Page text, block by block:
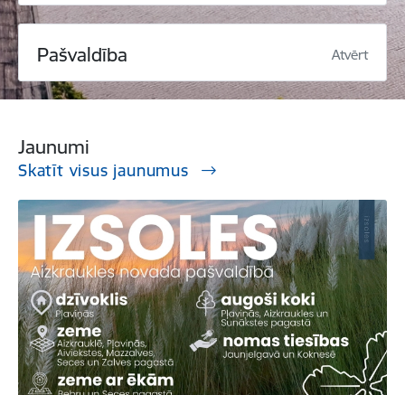
Pašvaldība Atvērt
Jaunumi
Skatīt visus jaunumus